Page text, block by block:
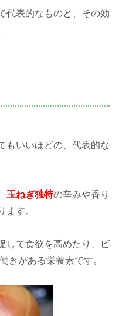
代表的なものと、その効
もいいほどの、代表的な
玉ねぎ独特の辛みや香り
ます。
して食欲を高めたり、ビ
きがある栄養素です。